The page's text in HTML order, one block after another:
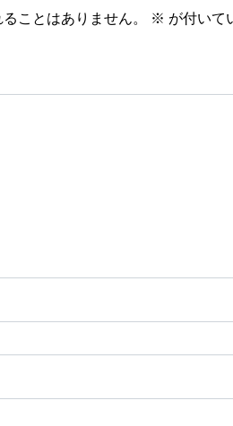
ことはありません。 ※ が付いて